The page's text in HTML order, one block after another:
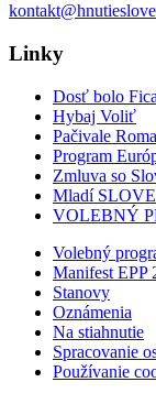
Linky
Dosť bolo
Hybaj Voliť
Pačivale Roma
Program
Zmluva so
Mladí
VOLEBNÝ
Volebný
Manifest EPP
Stanovy
Oznámenia
Na stiahnutie
Spracovanie
Používanie